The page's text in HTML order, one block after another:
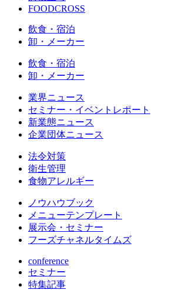
FOODCROSS
飲食・宿泊
卸・メーカー
飲食・宿泊
卸・メーカー
業界ニュース
セミナー・イベントレポート
新業態ニュース
企業団体ニュース
法令対策
衛生管理
食物アレルギー
ノウハウブック
メニューテンプレート
展示会・セミナー
フーズチャネルタイムズ
conference
セミナー
特集記事